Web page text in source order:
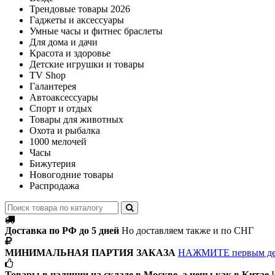
Трендовые товары 2026
Гаджеты и аксессуары
Умные часы и фитнес браслеты
Для дома и дачи
Красота и здоровье
Детские игрушки и товары
TV Shop
Галантерея
Автоаксессуары
Спорт и отдых
Товары для животных
Охота и рыбалка
1000 мелочей
Часы
Бижутерия
Новогодние товары
Распродажа
Доставка по РФ до 5 дней Но доставляем также и по СНГ
МИНИМАЛЬНАЯ ПАРТИЯ ЗАКАЗА НАЖМИТЕ первым